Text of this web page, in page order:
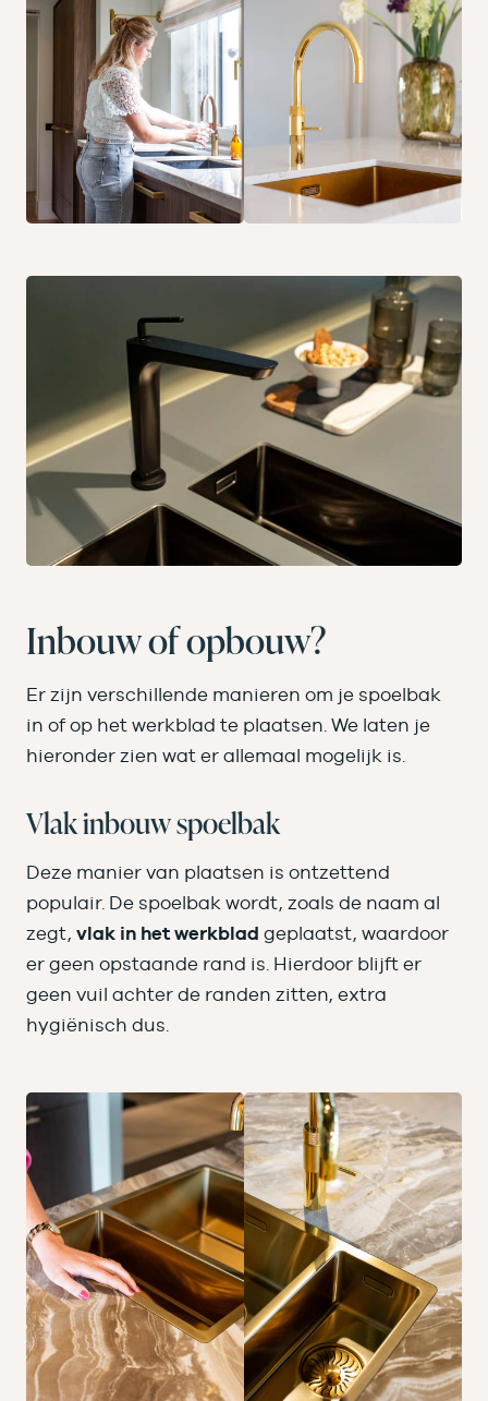
Inbouw of opbouw?
Er zijn verschillende manieren om je spoelbak
in of op het werkblad te plaatsen. We laten je
hieronder zien wat er allemaal mogelijk is.
Vlak inbouw spoelbak
Deze manier van plaatsen is ontzettend
populair. De spoelbak wordt, zoals de naam al
zegt, vlak in het werkblad geplaatst, waardoor
er geen opstaande rand is. Hierdoor blijft er
geen vuil achter de randen zitten, extra
hygiënisch dus.